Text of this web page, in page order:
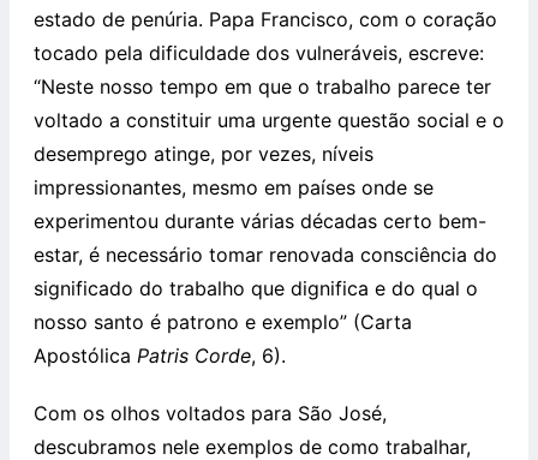
estado de penúria. Papa Francisco, com o coração
tocado pela dificuldade dos vulneráveis, escreve:
“Neste nosso tempo em que o trabalho parece ter
voltado a constituir uma urgente questão social e o
desemprego atinge, por vezes, níveis
impressionantes, mesmo em países onde se
experimentou durante várias décadas certo bem-
estar, é necessário tomar renovada consciência do
significado do trabalho que dignifica e do qual o
nosso santo é patrono e exemplo” (Carta
Apostólica Patris Corde, 6).
Com os olhos voltados para São José,
descubramos nele exemplos de como trabalhar,